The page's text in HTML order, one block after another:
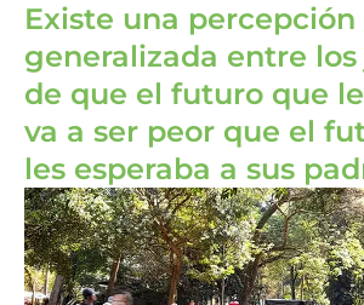
Existe una percepción
generalizada entre los
de que el futuro que
va a ser peor que el
les esperaba a sus